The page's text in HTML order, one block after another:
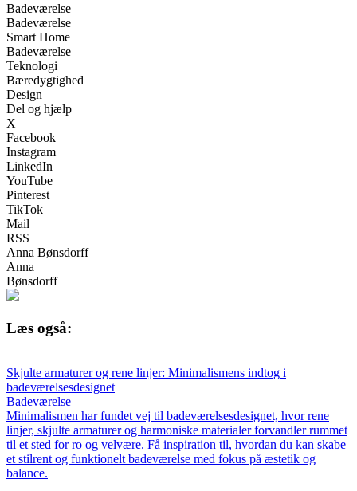
Badeværelse
Badeværelse
Smart Home
Badeværelse
Teknologi
Bæredygtighed
Design
Del og hjælp
X
Facebook
Instagram
LinkedIn
YouTube
Pinterest
TikTok
Mail
RSS
Anna Bønsdorff
Anna
Bønsdorff
Læs også:
Skjulte armaturer og rene linjer: Minimalismens indtog i
badeværelsesdesignet
Badeværelse
Minimalismen har fundet vej til badeværelsesdesignet, hvor rene
linjer, skjulte armaturer og harmoniske materialer forvandler rummet
til et sted for ro og velvære. Få inspiration til, hvordan du kan skabe
et stilrent og funktionelt badeværelse med fokus på æstetik og
balance.